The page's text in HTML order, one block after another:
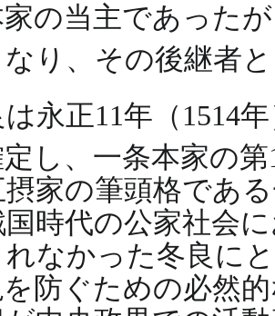
の当主であった
り、その後継者
永正11年（1514
し、一条本家の
家の筆頭格であ
時代の公家社会
なかった冬良に
防ぐための必然